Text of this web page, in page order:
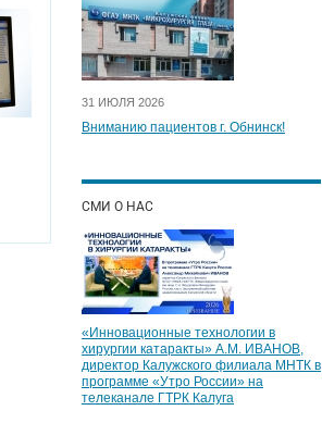
31 ИЮЛЯ 2026
Вниманию пациентов г. Обнинск!
СМИ О НАС
«Инновационные технологии в
хирургии катаракты» А.М. ИВАНОВ,
директор Калужского филиала МНТК в
программе «Утро России» на
телеканале ГТРК Калуга